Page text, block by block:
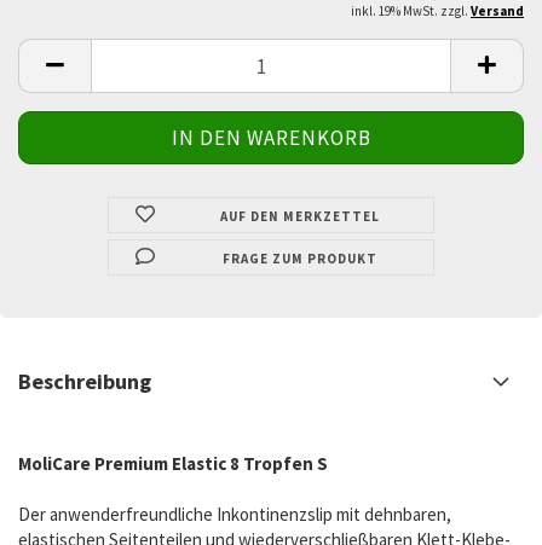
inkl. 19% MwSt. zzgl. Versand
AUF DEN MERKZETTEL
FRAGE ZUM PRODUKT
Beschreibung
MoliCare Premium Elastic 8 Tropfen S
Der anwenderfreundliche Inkontinenzslip mit dehnbaren,
elastischen Seitenteilen und wiederverschließbaren Klett-Klebe-